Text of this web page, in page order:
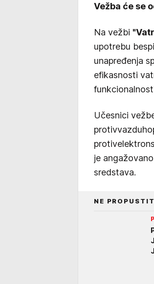
Vežba će se
Na vežbi
upotrebu
unapređenja
efikasnosti
Učesnici
je
sredstava.
NE